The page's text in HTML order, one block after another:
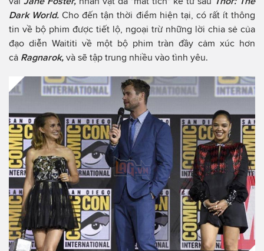
Dark World. Cho đến tận thời điểm hiện tại, có rất ít thông
tin về bộ phim được tiết lộ, ngoại trừ những lời chia sẻ của
đạo diễn Waititi về một bộ phim tràn đầy cảm xúc hơn
cả Ragnarok, và sẽ tập trung nhiều vào tình yêu.